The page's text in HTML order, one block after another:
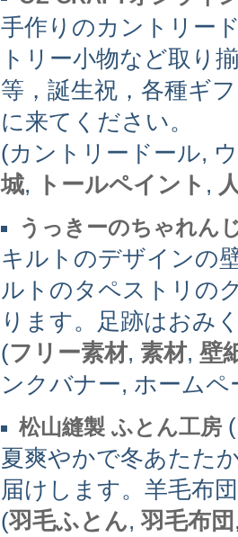
手作りのカントリー
トリー小物など取り
等，誕生祝，各種ギ
に来てください。
(カントリードール,
城, トールペイント ,
うっきーのちゃれん
キルトのデザインの
ルトのタペストリの
ります。足跡はおみ
(フリー素材, 素材, 壁
ンクバナー, ホームペ
松山縫製 ふとん工房
夏爽やかで冬あたた
届けします。羊毛布
(羽毛ふとん,羽毛布団